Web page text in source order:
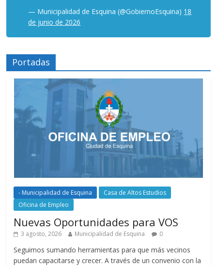
— Municipalidad de Esquina (@GobiernoEsquina) 18
de junio de 2026
Portadas
- Municipalidad de Esquina
Casa de Altos Estudios
Oficina de Empleo
Nuevas Oportunidades para VOS
3 agosto, 2026 Municipalidad de Esquina 0
Seguimos sumando herramientas para que más vecinos
puedan capacitarse y crecer. A través de un convenio con la